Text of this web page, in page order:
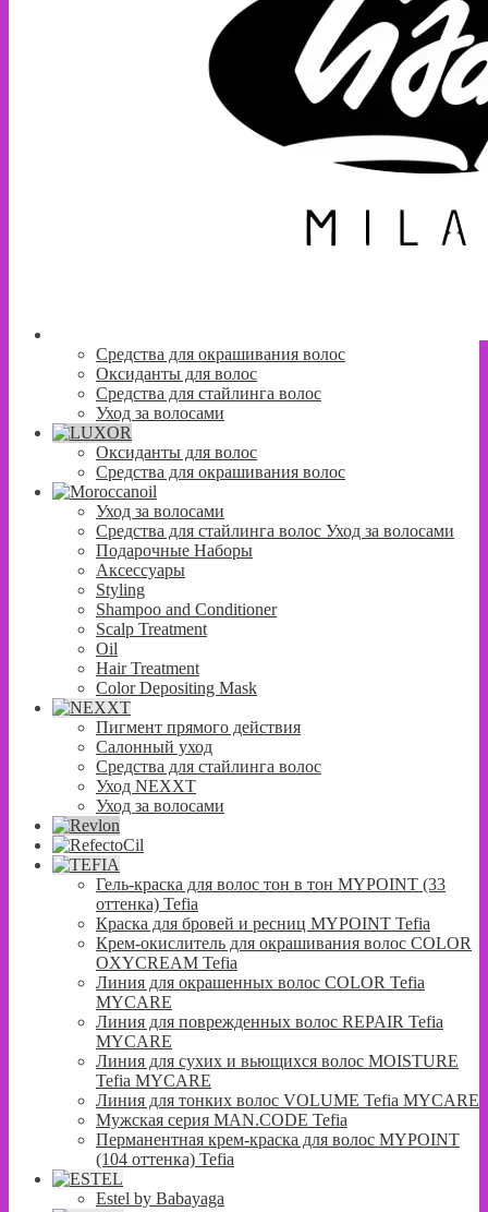
Средства для окрашивания волос
Оксиданты для волос
Средства для стайлинга волос
Уход за волосами
Оксиданты для волос
Средства для окрашивания волос
Уход за волосами
Средства для стайлинга волос Уход за волосами
Подарочные Наборы
Аксессуары
Styling
Shampoo and Conditioner
Scalp Treatment
Oil
Hair Treatment
Color Depositing Mask
Пигмент прямого действия
Салонный уход
Средства для стайлинга волос
Уход NEXXT
Уход за волосами
Гель-краска для волос тон в тон MYPOINT (33
оттенка) Tefia
Краска для бровей и ресниц MYPOINT Tefia
Крем-окислитель для окрашивания волос COLOR
OXYCREAM Tefia
Линия для окрашенных волос COLOR Tefia
MYCARE
Линия для поврежденных волос REPAIR Tefia
MYCARE
Линия для сухих и вьющихся волос MOISTURE
Tefia MYCARE
Линия для тонких волос VOLUME Tefia MYCARE
Мужская серия MAN.CODE Tefia
Перманентная крем-краска для волос MYPOINT
(104 оттенка) Tefia
Estel by Babayaga